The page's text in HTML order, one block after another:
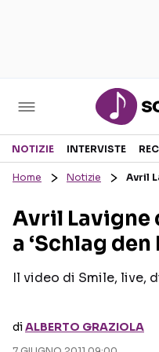
Sezioni
RECENSIONI MUSICALI
INTERVISTE
GOSSIP E CURIOSITÀ
NOTIZIE INTERVISTE
Home Notizie Avril
Avril Lavigne
a ‘Schlag den
Il video di Smile, live,
diALBERTO GRAZIOLA